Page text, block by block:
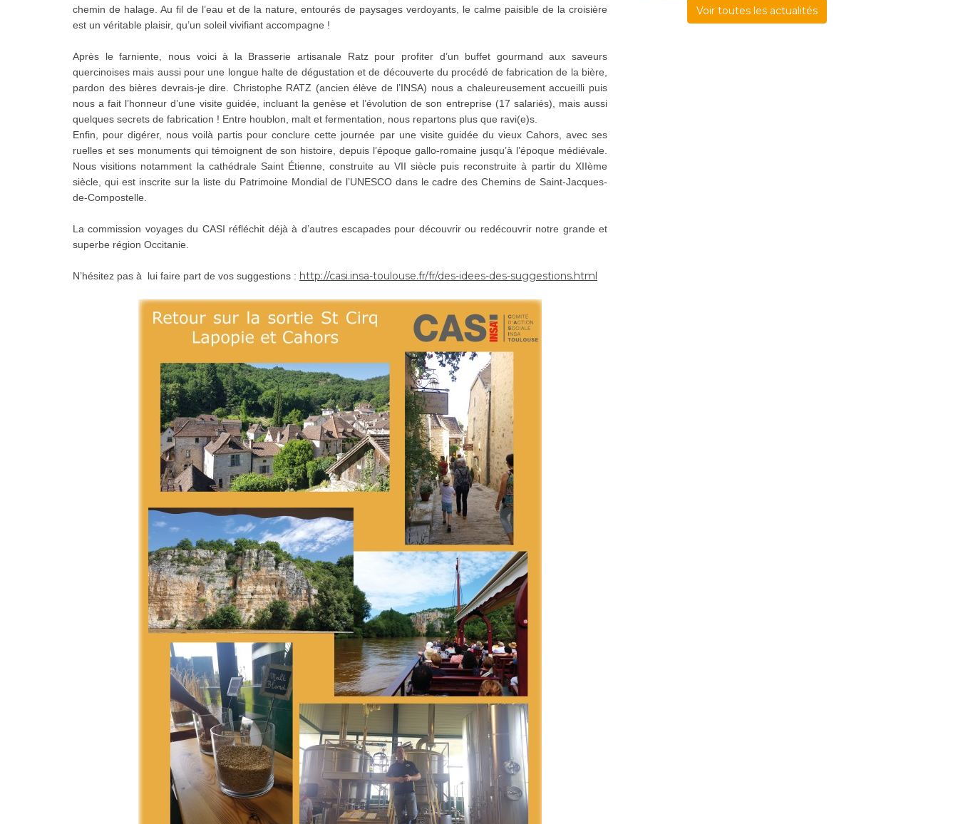
chemin de halage. Au fil de l’eau et de la nature, entourés de paysages verdoyants, le calme paisible de la croisière
est un véritable plaisir, qu’un soleil vivifiant accompagne !
Après le farniente, nous voici à la Brasserie artisanale Ratz pour profiter d’un buffet gourmand aux saveurs
quercinoises mais aussi pour une longue halte de dégustation et de découverte du procédé de fabrication de la bière,
pardon des bières devrais-je dire. Christophe RATZ (ancien élève de l’INSA) nous a chaleureusement accueilli puis
nous a fait l’honneur d’une visite guidée, incluant la genèse et l’évolution de son entreprise (17 salariés), mais aussi
quelques secrets de fabrication ! Entre houblon, malt et fermentation, nous repartons plus que ravi(e)s.
Enfin, pour digérer, nous voilà partis pour conclure cette journée par une visite guidée du vieux Cahors, avec ses
ruelles et ses monuments qui témoignent de son histoire, depuis l’époque gallo-romaine jusqu’à l’époque médiévale.
Nous visitions notamment la cathédrale Saint Étienne, construite au VII siècle puis reconstruite à partir du XIIème
siècle, qui est inscrite sur la liste du Patrimoine Mondial de l’UNESCO dans le cadre des Chemins de Saint-Jacques-
de-Compostelle.
La commission voyages du CASI réfléchit déjà à d’autres escapades pour découvrir ou redécouvrir notre grande et
superbe région Occitanie.
N’hésitez pas à lui faire part de vos suggestions : http://casi.insa-toulouse.fr/fr/des-idees-des-suggestions.html
Voir toutes les actualités